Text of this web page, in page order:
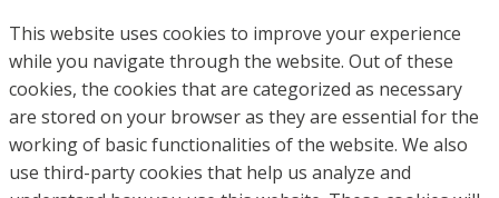
This website uses cookies to improve your experience
while you navigate through the website. Out of these
cookies, the cookies that are categorized as necessary
are stored on your browser as they are essential for the
working of basic functionalities of the website. We also
use third-party cookies that help us analyze and